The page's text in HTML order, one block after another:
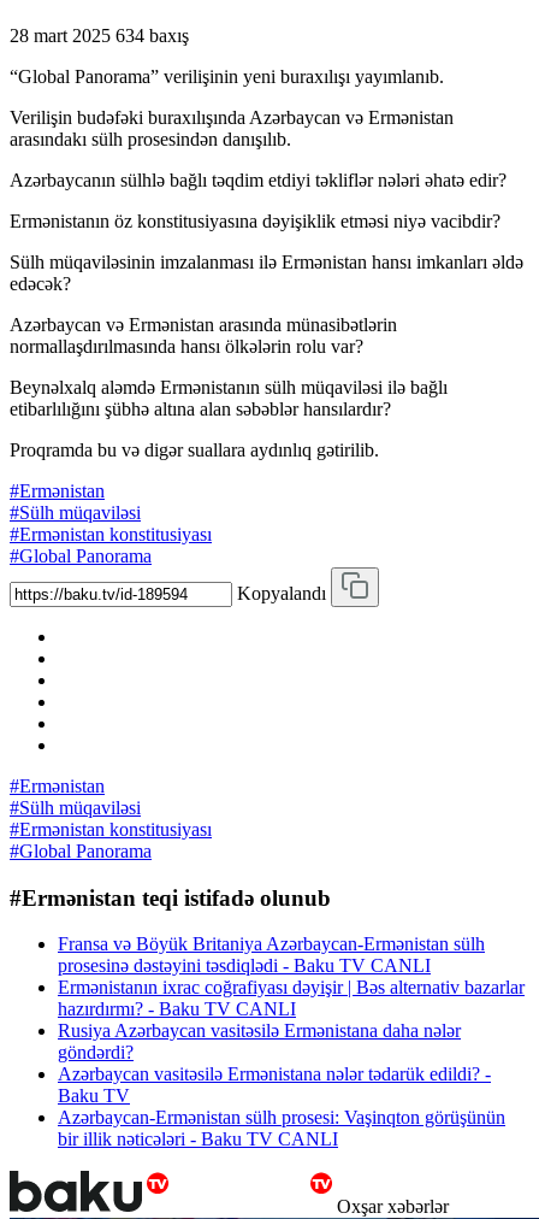
28 mart 2025 634 baxış
“Global Panorama” verilişinin yeni buraxılışı yayımlanıb.
Verilişin budəfəki buraxılışında Azərbaycan və Ermənistan
arasındakı sülh prosesindən danışılıb.
Azərbaycanın sülhlə bağlı təqdim etdiyi təkliflər nələri əhatə edir?
Ermənistanın öz konstitusiyasına dəyişiklik etməsi niyə vacibdir?
Sülh müqaviləsinin imzalanması ilə Ermənistan hansı imkanları əldə
edəcək?
Azərbaycan və Ermənistan arasında münasibətlərin
normallaşdırılmasında hansı ölkələrin rolu var?
Beynəlxalq aləmdə Ermənistanın sülh müqaviləsi ilə bağlı
etibarlılığını şübhə altına alan səbəblər hansılardır?
Proqramda bu və digər suallara aydınlıq gətirilib.
#Ermənistan
#Sülh müqaviləsi
#Ermənistan konstitusiyası
#Global Panorama
Kopyalandı
#Ermənistan
#Sülh müqaviləsi
#Ermənistan konstitusiyası
#Global Panorama
#Ermənistan teqi istifadə olunub
Fransa və Böyük Britaniya Azərbaycan-Ermənistan sülh
prosesinə dəstəyini təsdiqlədi - Baku TV CANLI
Ermənistanın ixrac coğrafiyası dəyişir | Bəs alternativ bazarlar
hazırdırmı? - Baku TV CANLI
Rusiya Azərbaycan vasitəsilə Ermənistana daha nələr
göndərdi?
Azərbaycan vasitəsilə Ermənistana nələr tədarük edildi? -
Baku TV
Azərbaycan-Ermənistan sülh prosesi: Vaşinqton görüşünün
bir illik nəticələri - Baku TV CANLI
Oxşar xəbərlər